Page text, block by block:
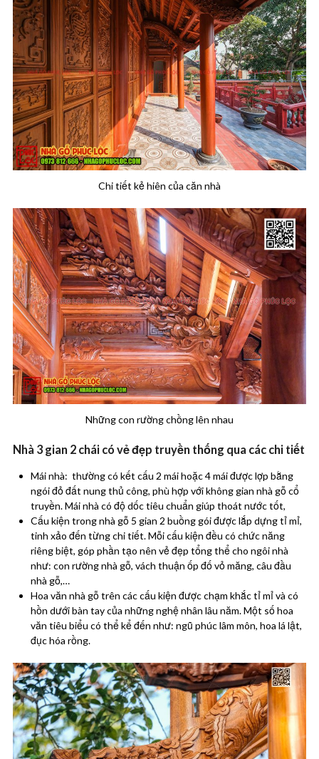
Chi tiết kẻ hiên của căn nhà
Những con rường chồng lên nhau
Nhà 3 gian 2 chái có vẻ đẹp truyền thống qua các chi tiết
Mái nhà: thường có kết cấu 2 mái hoặc 4 mái được lợp bằng
ngói đỏ đất nung thủ công, phù hợp với không gian nhà gỗ cổ
truyền. Mái nhà có độ dốc tiêu chuẩn giúp thoát nước tốt,
Cấu kiện trong nhà gỗ 5 gian 2 buồng gói được lắp dựng tỉ mỉ,
tinh xảo đến từng chi tiết. Mỗi cấu kiện đều có chức năng
riêng biệt, góp phần tạo nên vẻ đẹp tổng thể cho ngôi nhà
như: con rường nhà gỗ, vách thuận ốp đố vỏ măng, câu đầu
nhà gỗ,…
Hoa văn nhà gỗ trên các cấu kiện được chạm khắc tỉ mỉ và có
hồn dưới bàn tay của những nghệ nhân lâu năm. Một số hoa
văn tiêu biểu có thể kể đến như: ngũ phúc lâm môn, hoa lá lật,
đục hóa rồng.